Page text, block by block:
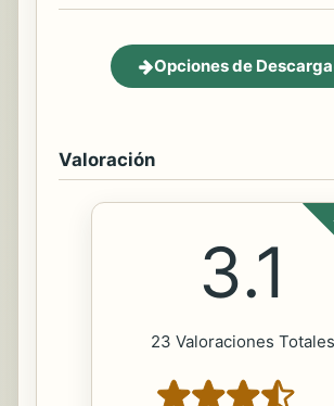
Opciones de Descarga
Valoración
3.1
23 Valoraciones Totales